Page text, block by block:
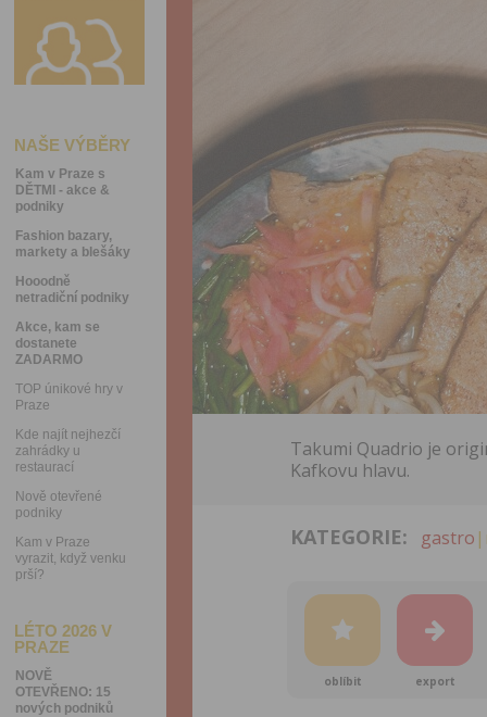
NAŠE VÝBĚRY
Kam v Praze s
DĚTMI - akce &
podniky
Fashion bazary,
markety a blešáky
Hooodně
netradiční podniky
Akce, kam se
dostanete
ZADARMO
TOP únikové hry v
Praze
Kde najít nejhezčí
zahrádky u
restaurací
Nově otevřené
podniky
Kam v Praze
vyrazit, když venku
prší?
LÉTO 2026 V
PRAZE
NOVĚ
OTEVŘENO: 15
nových podniků
Takumi Quadrio je
Kafkovu hlavu.
KATEGORIE: gastro
oblíbit export